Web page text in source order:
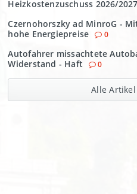
Heizkostenzuschuss 2026/2027
Czernohorszky ad MinroG -
hohe Energiepreise
0
Autofahrer missachtete
Widerstand - Haft
0
Alle